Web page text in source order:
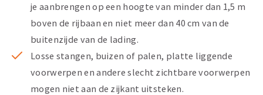
je aanbrengen op een hoogte van minder dan 1,5 m
boven de rijbaan en niet meer dan 40 cm van de
buitenzijde van de lading.
Losse stangen, buizen of palen, platte liggende
voorwerpen en andere slecht zichtbare voorwerpen
mogen niet aan de zijkant uitsteken.